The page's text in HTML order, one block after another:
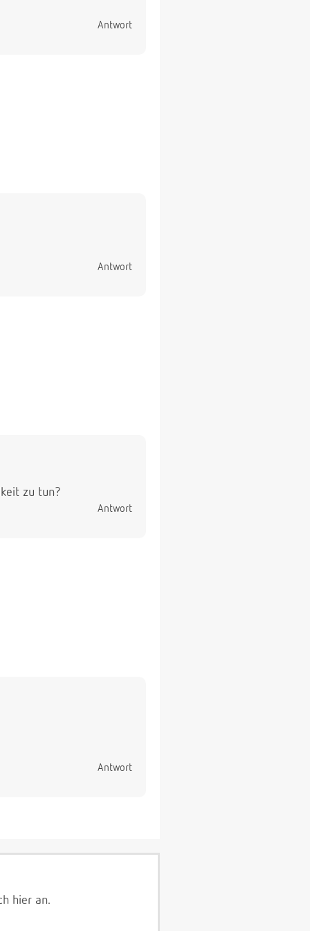
Antwort
Antwort
zu tun?
Antwort
Antwort
hier an.